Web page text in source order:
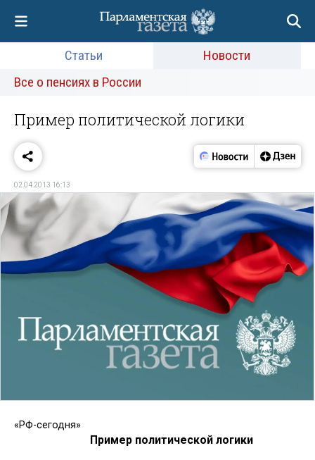
Статьи
Новости
Все о пенсиях в России
Пример политической логики
02.04.2013 16:13
«РФ-сегодня»
Пример политической логики